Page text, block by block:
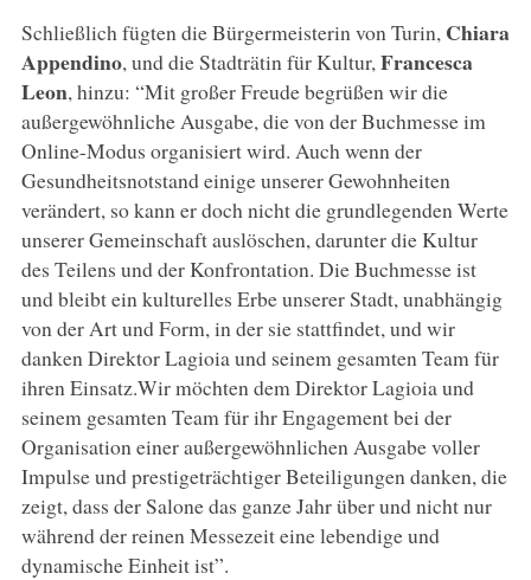
Schließlich fügten die Bürgermeisterin von Turin, Chiara
Appendino, und die Stadträtin für Kultur, Francesca
Leon, hinzu: “Mit großer Freude begrüßen wir die
außergewöhnliche Ausgabe, die von der Buchmesse im
Online-Modus organisiert wird. Auch wenn der
Gesundheitsnotstand einige unserer Gewohnheiten
verändert, so kann er doch nicht die grundlegenden Werte
unserer Gemeinschaft auslöschen, darunter die Kultur
des Teilens und der Konfrontation. Die Buchmesse ist
und bleibt ein kulturelles Erbe unserer Stadt, unabhängig
von der Art und Form, in der sie stattfindet, und wir
danken Direktor Lagioia und seinem gesamten Team für
ihren Einsatz.Wir möchten dem Direktor Lagioia und
seinem gesamten Team für ihr Engagement bei der
Organisation einer außergewöhnlichen Ausgabe voller
Impulse und prestigeträchtiger Beteiligungen danken, die
zeigt, dass der Salone das ganze Jahr über und nicht nur
während der reinen Messezeit eine lebendige und
dynamische Einheit ist”.